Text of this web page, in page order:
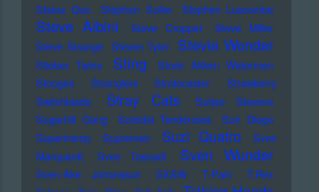
Status Quo
Stephan Sulke Stephen Luscombe
Steve Albini Steve Cropper
Steve Miller
Steve Strange Steven Tyler Stevie Wonder
Stieber Twins Sting
Stock Aitken Waterman
Stooges
Stranglers Stratocaster
Strawberry
Switchblade
Stray Cats
Sufjan Stevens
Sugarhill Gang
Suicidal Tendencies
Sun Diego
Supertramp
Supremes Suzi Quatro
Sven
Marquardt
Sven Tasnadi Sven Wunder
Sven-Ake Johansson SXSW T-Pain
T.Rex